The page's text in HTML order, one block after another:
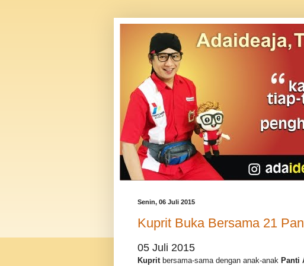
Senin, 06 Juli 2015
Kuprit Buka Bersama 21
05 Juli 2015
Kuprit bersama-sama dengan anak-anak Panti